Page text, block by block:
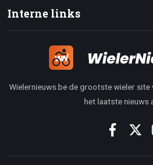
Interne links
Wielernieuws.be de grootste wieler site
het laatste nieuws